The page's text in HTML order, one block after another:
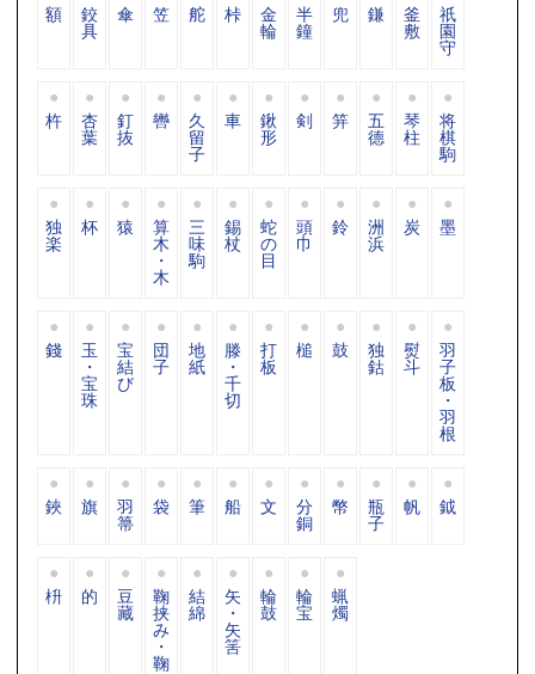
額 鉸
具
傘 笠 舵 桛 金
輪
半
鐘
兜 鎌 釜
敷
祇
園
守
杵 杏
葉
釘
抜
轡 久
留
子
車 鍬
形
剣 笄 五
德
琴
柱
将
棋
駒
独
楽
杯 猿 算
木
・
木
三
味
駒
錫
杖
蛇
の
目
頭
巾
鈴 洲
浜
炭 墨
錢 玉
・
宝
珠
宝
結
び
団
子
地
紙
滕
・
千
切
打
板
槌 鼓 独
鈷
熨
斗
羽
子
板
・
羽
根
鋏 旗 羽
箒
袋 筆 船 文 分
銅
幣 瓶
子
帆 鉞
枡 的 豆
藏
鞠
挟
み
・
鞠
結
綿
矢
・
矢
筈
輪
鼓
輪
宝
蝋
燭